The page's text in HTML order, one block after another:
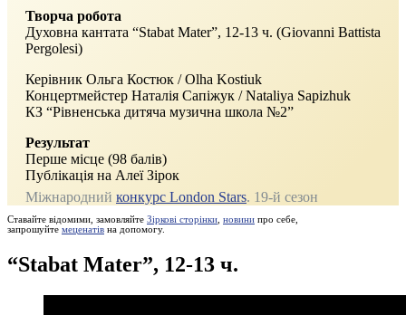
Творча робота
Духовна кантата “Stabat Mater”, 12-13 ч. (Giovanni Battista
Pergolesi)
Керівник Ольга Костюк / Olha Kostiuk
Концертмейстер Наталія Сапіжук / Nataliya Sapizhuk
КЗ “Рівненська дитяча музична школа №2”
Результат
Перше місце (98 балів)
Публікація на Алеї Зірок
Міжнародний конкурс London Stars. 19‑й сезон
Ставайте відомими, замовляйте Зіркові сторінки новини про себе,
запрошуйте меценатів на допомогу.
“Stabat Mater”, 12-13 ч.